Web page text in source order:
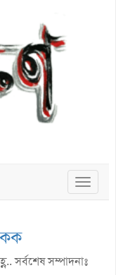
Toggle
সর্বশেষ সম্পাদনাঃ